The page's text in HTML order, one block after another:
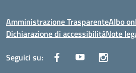
Amministrazione TrasparenteAlbo
Dichiarazione di accessibilitàNote
Seguici su: